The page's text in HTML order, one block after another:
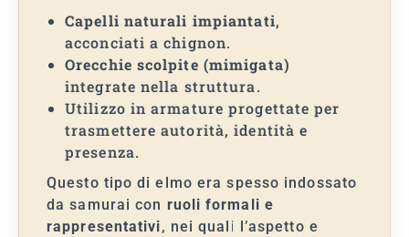
Capelli naturali impiantati,
acconciati a chignon.
Orecchie scolpite (mimigata)
integrate nella struttura.
Utilizzo in armature progettate per
trasmettere autorità, identità e
presenza.
Questo tipo di elmo era spesso indossato
da samurai con ruoli formali e
rappresentativi, nei quali l’aspetto e